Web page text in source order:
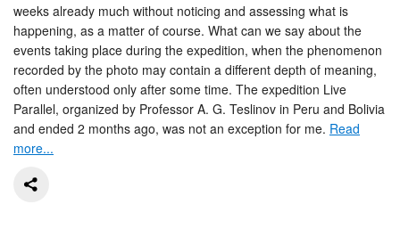
weeks already much without noticing and assessing what is
happening, as a matter of course. What can we say about the
events taking place during the expedition, when the phenomenon
recorded by the photo may contain a different depth of meaning,
often understood only after some time. The expedition Live
Parallel, organized by Professor A. G. Teslinov in Peru and Bolivia
and ended 2 months ago, was not an exception for me. Read
more...